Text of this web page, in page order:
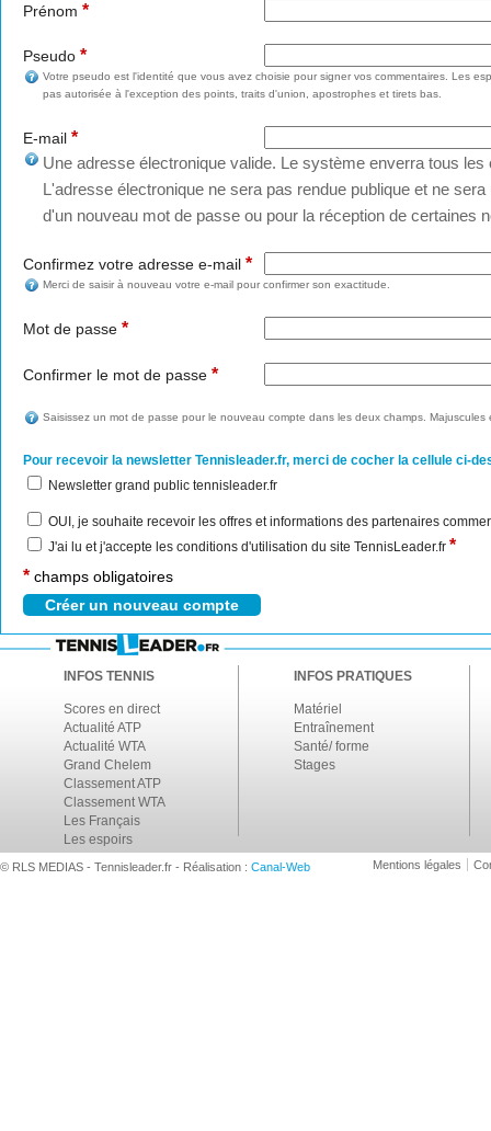
Prénom *
Pseudo *
Votre pseudo est l'identité que vous avez choisie pour signer vos commentaires. Les
pas autorisée à l'exception des points, traits d'union, apostrophes et tirets bas.
E-mail *
Une adresse électronique valide. Le système enverra tous
L'adresse électronique ne sera pas rendue publique et ne
d'un nouveau mot de passe ou pour la réception de certaines
Confirmez votre adresse e-mail *
Merci de saisir à nouveau votre e-mail pour confirmer son exactitude.
Mot de passe *
Confirmer le mot de passe *
Saisissez un mot de passe pour le nouveau compte dans les deux champs. Majuscules
Pour recevoir la newsletter Tennisleader.fr, merci de cocher la cellule ci-
Newsletter grand public tennisleader.fr
OUI, je souhaite recevoir les offres et informations des partenaires
J'ai lu et j'accepte les conditions d'utilisation du site TennisLeader.fr *
* champs obligatoires
INFOS TENNIS
Scores en direct
Actualité ATP
Actualité WTA
Grand Chelem
Classement ATP
Classement WTA
Les Français
Les espoirs
INFOS PRATIQUES
Matériel
Entraînement
Santé/ forme
Stages
© RLS MEDIAS - Tennisleader.fr - Réalisation : Canal-Web Mentions légales